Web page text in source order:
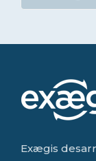
Exægis